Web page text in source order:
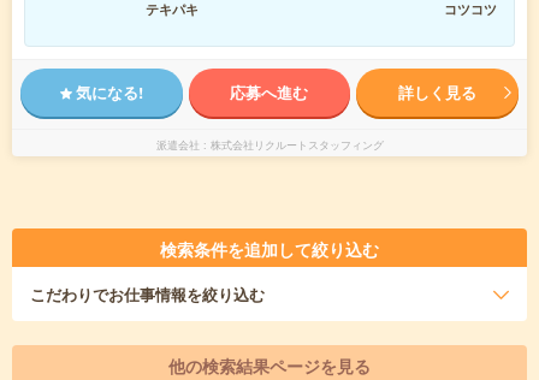
テキパキ
コツコツ
気になる! 応募へ進む 詳しく見る
派遣会社 株式会社リクルートスタッフィング
検索条件を追加して絞り込む
こだわりでお仕事情報を絞り込む
他の検索結果ページを見る